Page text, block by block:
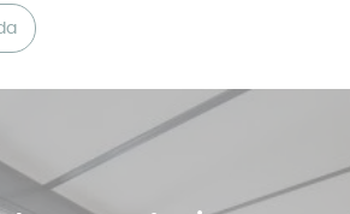
créera une jolie zone d'ombre
si vous optez pour des couleurs
occultants thermiques
espace tout en filtrant les rayons
la chaleur d'entrer par la